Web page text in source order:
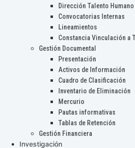
Dirección Talento Humano
Convocatorias Internas
Lineamientos
Constancia Vinculación a
Gestión Documental
Presentación
Activos de Información
Cuadro de Clasificación
Inventario de Eliminación
Mercurio
Pautas informativas
Tablas de Retención
Gestión Financiera
Investigación